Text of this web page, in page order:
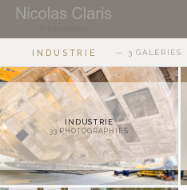
INDUSTRIE — 3 GALERIES
INDUSTRIE
33 PHOTOGRAPHIES